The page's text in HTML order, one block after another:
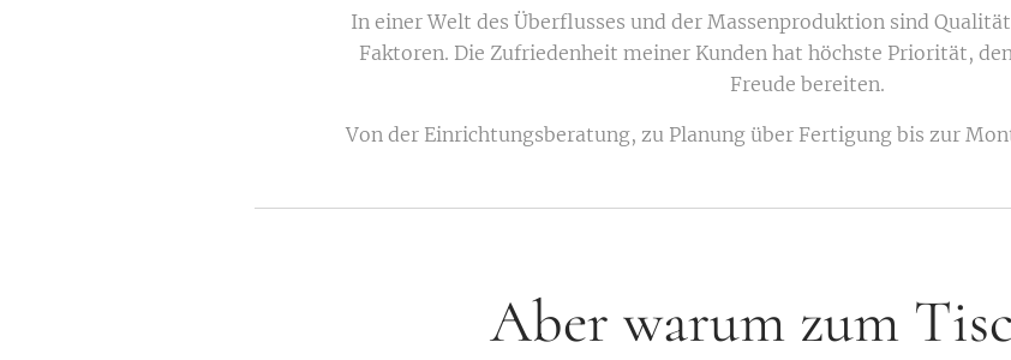
In einer Welt des Überflusses und der Massenproduktion sind
Faktoren. Die Zufriedenheit meiner Kunden hat höchste Priorität,
Freude bereiten.
Von der Einrichtungsberatung, zu Planung über Fertigung bis zur
Aber warum zum